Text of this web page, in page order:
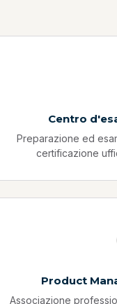
Centro
Preparazione ed
certificazione
Product
Associazione